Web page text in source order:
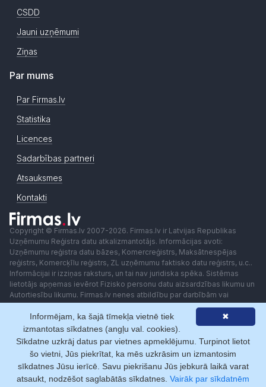
CSDD
Jauni uzņēmumi
Ziņas
Par mums
Par Firmas.lv
Statistika
Licences
Sadarbības partneri
Atsauksmes
Kontakti
Copyright © Firmas.lv 2007-2026. Firmas.lv ir Latvijas Republikas
Uzņēmumu Reģistra datu atkalizmantotājs. Informācijas avoti:
Uzņēmumu reģistra datu bāzes, Komercreģistrs, Maksātnespējas
reģistrs, Komercķīlu reģistrs, ZL uzņēmumu faktisko datu reģistrs, u.c..
Informācijai ir izziņas raksturs, un tai nav juridiska spēka. Sistēmas
lietotājs apņemas ievērot Fizisko personu datu aizsardzības likumu un
Autortiesību likumu. Firmas.lv nenes atbildību par darbībām vai
lēmumiem, kas balstīti uz saņemto pakalpojumu. Lietotājam aizliegts
izmantot jebkādas automatizētas sistēmas vai iekārtas (robotus)
piekļuvei sistēmai bez rakstiskas saskaņošanas ar Firmas.lv. Galvenā
redaktore: Ingūna Pempere.
Lietošanas noteikumi
Privātuma politika Norēķini ar
✖
Informējam, ka šajā tīmekļa vietnē tiek
izmantotas sīkdatnes (angļu val. cookies).
Sīkdatne uzkrāj datus par vietnes apmeklējumu. Turpinot lietot
šo vietni, Jūs piekrītat, ka mēs uzkrāsim un izmantosim
sīkdatnes Jūsu ierīcē. Savu piekrišanu Jūs jebkurā laikā varat
atsaukt, nodzēšot saglabātās sīkdatnes. Vairāk par sīkdatnēm